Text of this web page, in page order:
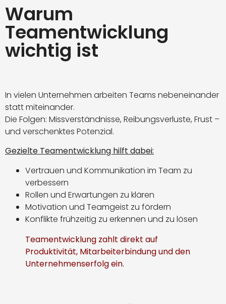
Warum
Teamentwicklung
wichtig ist
In vielen Unternehmen arbeiten Teams nebeneinander
statt miteinander.
Die Folgen: Missverständnisse, Reibungsverluste, Frust –
und verschenktes Potenzial.
Gezielte Teamentwicklung hilft dabei:
Vertrauen und Kommunikation im Team zu
verbessern
Rollen und Erwartungen zu klären
Motivation und Teamgeist zu fördern
Konflikte frühzeitig zu erkennen und zu lösen
Teamentwicklung zahlt direkt auf
Produktivität, Mitarbeiterbindung und den
Unternehmenserfolg ein.